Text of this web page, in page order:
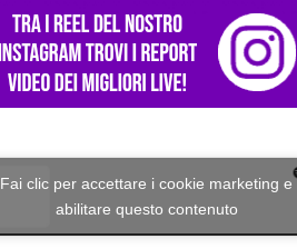
Fai clic per accettare i cookie marketing e
abilitare questo contenuto